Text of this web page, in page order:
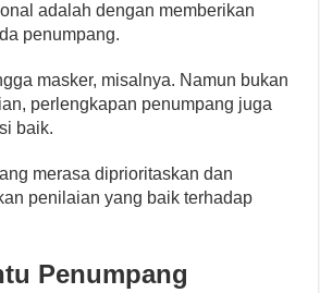
adalah dengan memberikan
penumpang.
masker, misalnya. Namun bukan
perlengkapan penumpang juga
baik.
merasa diprioritaskan dan
penilaian yang baik terhadap
Penumpang